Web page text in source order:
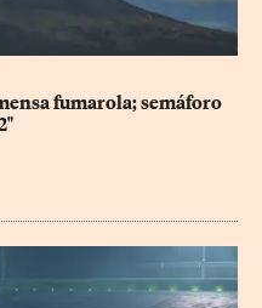
fumarola; semáforo